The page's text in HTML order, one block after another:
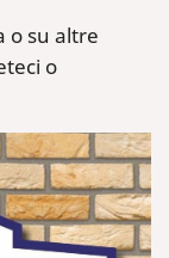
o su altre
o